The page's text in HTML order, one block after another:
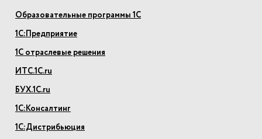
Образовательные программы 1С
1С:Предприятие
1С отраслевые решения
ИТС.1С.ru
БУХ.1С.ru
1С:Консалтинг
1С:Дистрибьюция